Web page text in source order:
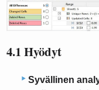
4.1 Hyödyt
Syvällinen